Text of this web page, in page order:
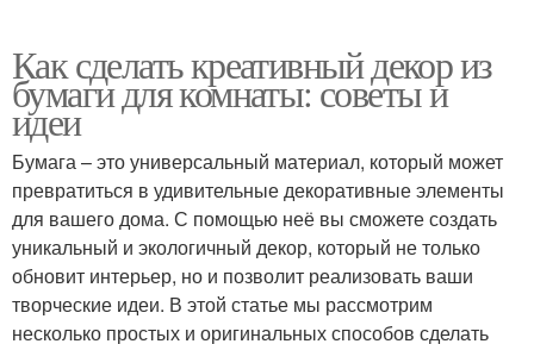
Как сделать креативный декор из
бумаги для комнаты: советы и
идеи
Бумага – это универсальный материал, который может
превратиться в удивительные декоративные элементы
для вашего дома. С помощью неё вы сможете создать
уникальный и экологичный декор, который не только
обновит интерьер, но и позволит реализовать ваши
творческие идеи. В этой статье мы рассмотрим
несколько простых и оригинальных способов сделать